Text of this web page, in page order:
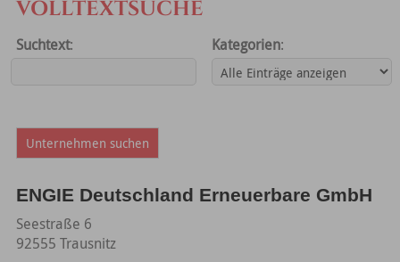
VOLLTEXTSUCHE
Suchtext: Kategorien:
ENGIE Deutschland Erneuerbare GmbH
Seestraße 6
92555 Trausnitz